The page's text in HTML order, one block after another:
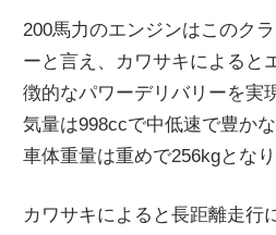
200馬力のエンジンはこのク
ーと言え、カワサキによると
徴的なパワーデリバリーを実
気量は998ccで中低速で豊か
車体重量は重めで256kgとなり
カワサキによると長距離走行